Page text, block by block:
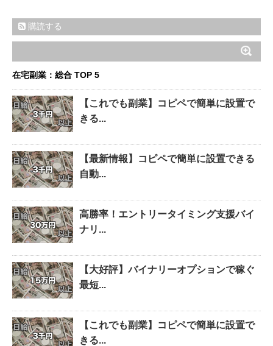
購読する
在宅副業：総合 TOP 5
【これでも副業】コピペで簡単に設置で
きる...
【最新情報】コピペで簡単に設置できる
自動...
高勝率！エントリータイミング支援バイ
ナリ...
【大好評】バイナリーオプションで稼ぐ
最短...
【これでも副業】コピペで簡単に設置で
きる...